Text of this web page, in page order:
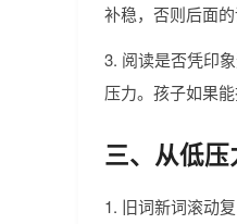
补稳，否则后面的
3. 阅读是否凭印
压力。孩子如果
三、从低
1. 旧词新词滚动